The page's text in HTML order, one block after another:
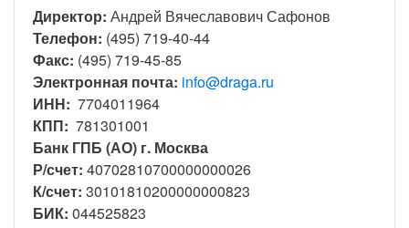
Директор: Андрей Вячеславович Сафонов
Телефон: (495) 719-40-44
Факс: (495) 719-45-85
Электронная почта: info@draga.ru
ИНН: 7704011964
КПП: 781301001
Банк ГПБ (АО) г. Москва
Р/счет: 40702810700000000026
К/счет: 30101810200000000823
БИК: 044525823